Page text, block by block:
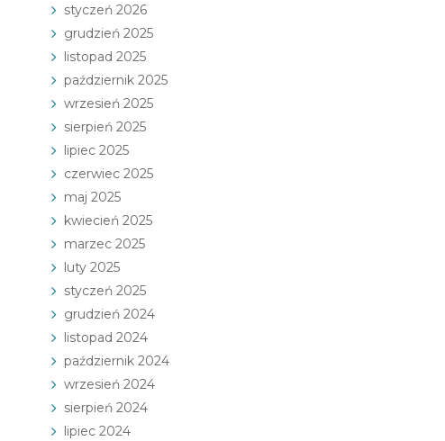
styczeń 2026
grudzień 2025
listopad 2025
październik 2025
wrzesień 2025
sierpień 2025
lipiec 2025
czerwiec 2025
maj 2025
kwiecień 2025
marzec 2025
luty 2025
styczeń 2025
grudzień 2024
listopad 2024
październik 2024
wrzesień 2024
sierpień 2024
lipiec 2024